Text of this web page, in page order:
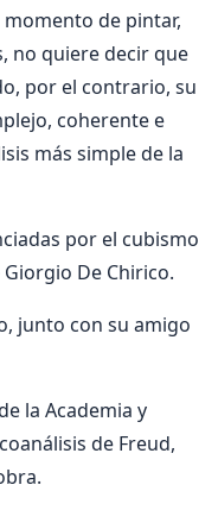
momento de pintar,
no quiere decir que
por el contrario, su
coherente e
más simple de la
por el cubismo
De Chirico.
junto con su amigo
la Academia y
de Freud,